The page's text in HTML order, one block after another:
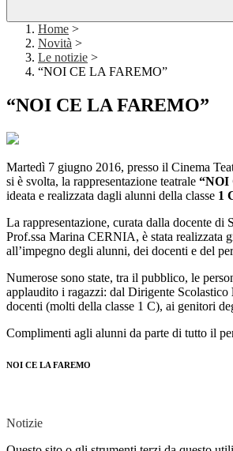
Home >
Novità >
Le notizie >
“NOI CE LA FAREMO”
“NOI CE LA FAREMO”
Martedì 7 giugno 2016, presso il Cinema
si è svolta, la rappresentazione teatrale “NOI
ideata e realizzata dagli alunni della classe 1
La rappresentazione, curata dalla docente di
Prof.ssa Marina CERNIA, è stata realizzata
all’impegno degli alunni, dei docenti e del
Numerose sono state, tra il pubblico, le
applaudito i ragazzi: dal Dirigente Scolastico
docenti (molti della classe 1 C), ai genitori
Complimenti agli alunni da parte di tutto il
NOI CE LA FAREMO
Notizie